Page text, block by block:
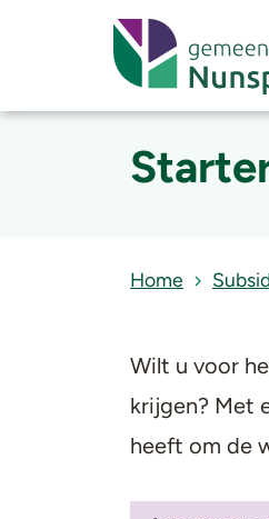
Home
​Wilt u voor
krijgen? Met
heeft om de